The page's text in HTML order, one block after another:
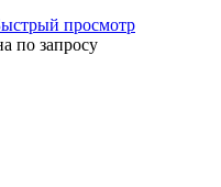
просмотр
по запросу